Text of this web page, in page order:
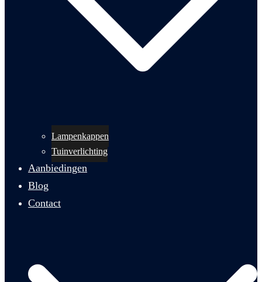
Lampenkappen
Tuinverlichting
Aanbiedingen
Blog
Contact